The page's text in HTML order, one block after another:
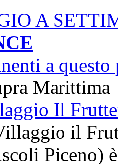
A
a questo
Marittima
Il
il
Piceno)